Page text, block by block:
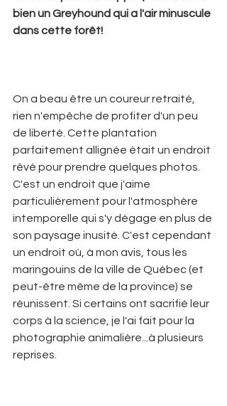
bien un Greyhound qui a l'air minuscule
dans cette forêt!
On a beau être un coureur retraité,
rien n'empêche de profiter d'un peu
de liberté. Cette plantation
parfaitement allignée était un endroit
rêvé pour prendre quelques photos.
C'est un endroit que j'aime
particulièrement pour l'atmosphère
intemporelle qui s'y dégage en plus de
son paysage inusité. C'est cependant
un endroit où, à mon avis, tous les
maringouins de la ville de Québec (et
peut-être même de la province) se
réunissent. Si certains ont sacrifié leur
corps à la science, je l'ai fait pour la
photographie animalière...à plusieurs
reprises.